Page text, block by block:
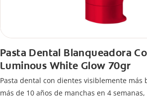
Pasta Dental Blanqueadora
Luminous White Glow 70gr
Pasta dental con dientes visiblemente más
más de 10 años de manchas en 4